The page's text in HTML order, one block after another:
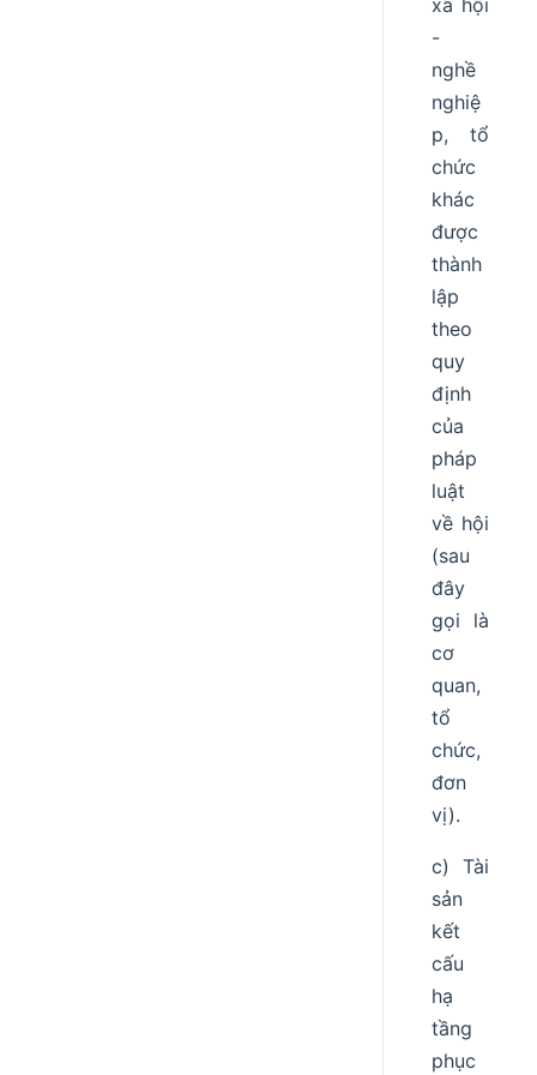
xã hội
-
nghề
nghiệ
p, tổ
chức
khác
được
thành
lập
theo
quy
định
của
pháp
luật
về hội
(sau
đây
gọi là
cơ
quan,
tổ
chức,
đơn
vị).
c) Tài
sản
kết
cấu
hạ
tầng
phục